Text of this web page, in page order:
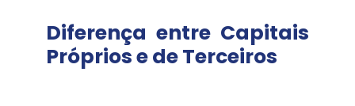
Diferença entre Capitais
Próprios e de Terceiros